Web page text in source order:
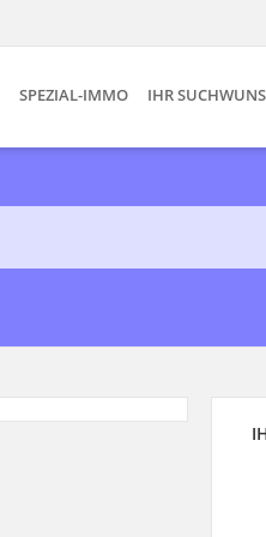
SPEZIAL-IMMO IHR